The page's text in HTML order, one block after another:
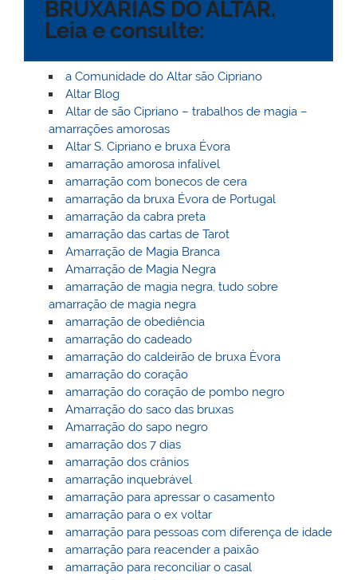
l
k
m
BRUXARIAS DO ALTAR.
Leia e consulte:
a Comunidade do Altar são Cipriano
Altar Blog
Altar de são Cipriano – trabalhos de magia –
amarrações amorosas
Altar S. Cipriano e bruxa Évora
amarração amorosa infalível
amarração com bonecos de cera
amarração da bruxa Évora de Portugal
amarração da cabra preta
amarração das cartas de Tarot
Amarração de Magia Branca
Amarração de Magia Negra
amarração de magia negra, tudo sobre
amarração de magia negra
amarração de obediência
amarração do cadeado
amarração do caldeirão de bruxa Èvora
amarração do coração
amarração do coração de pombo negro
Amarração do saco das bruxas
Amarração do sapo negro
amarração dos 7 dias
amarração dos crânios
amarração inquebrável
amarração para apressar o casamento
amarração para o ex voltar
amarração para pessoas com diferença de idade
amarração para reacender a paixão
amarração para reconciliar o casal